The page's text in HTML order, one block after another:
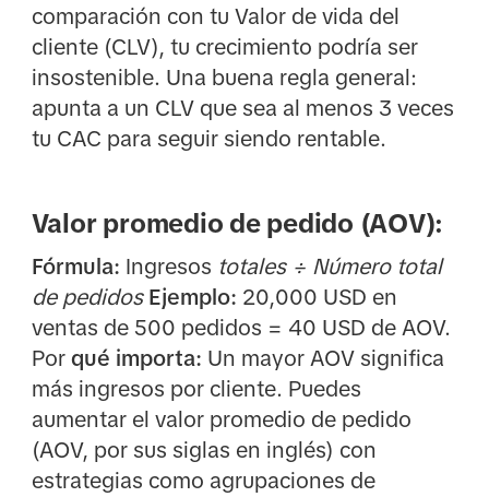
comparación con tu Valor de vida del
cliente (CLV), tu crecimiento podría ser
insostenible. Una buena regla general:
apunta a un CLV que sea al menos 3 veces
tu CAC para seguir siendo rentable.
Valor promedio de pedido (AOV):
Fórmula: Ingresos totales ÷ Número total
de pedidos Ejemplo: 20,000 USD en
ventas de 500 pedidos = 40 USD de AOV.
Por qué importa: Un mayor AOV significa
más ingresos por cliente. Puedes
aumentar el valor promedio de pedido
(AOV, por sus siglas en inglés) con
estrategias como agrupaciones de